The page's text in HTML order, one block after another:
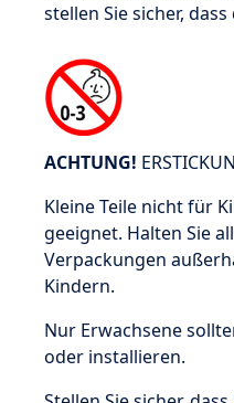
stellen Sie sicher,
ACHTUNG!
Kleine Teile nicht für
geeignet. Halten Sie
Verpackungen
Kindern.
Nur Erwachsene
oder installieren.